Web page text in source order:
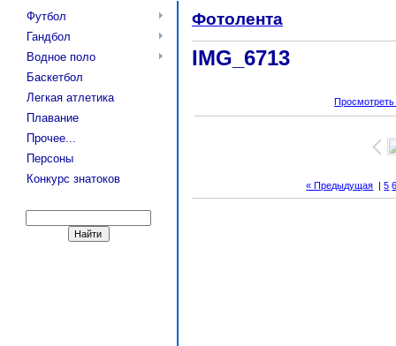
Футбол
Гандбол
Водное поло
Баскетбол
Легкая атлетика
Плавание
Прочее...
Персоны
Конкурс знатоков
Фотолента
IMG_6713
« Предыдущая |5